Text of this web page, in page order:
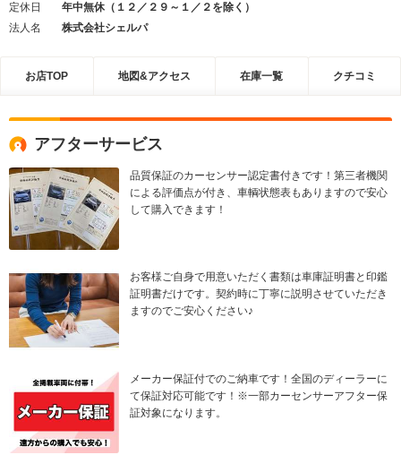
定休日
年中無休（１２／２９～１／２を除く）
法人名
株式会社シェルパ
お店TOP 地図&アクセス 在庫一覧 クチコミ
アフターサービス
品質保証のカーセンサー認定書付きです！第三者機関
による評価点が付き、車輌状態表もありますので安心
して購入できます！
お客様ご自身で用意いただく書類は車庫証明書と印鑑
証明書だけです。契約時に丁寧に説明させていただき
ますのでご安心ください♪
メーカー保証付でのご納車です！全国のディーラーに
て保証対応可能です！※一部カーセンサーアフター保
証対象になります。